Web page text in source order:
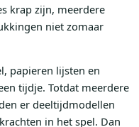
krap zijn, meerdere
niet zomaar
papieren lijsten en
tijdje. Totdat meerdere
er deeltijdmodellen
in het spel. Dan